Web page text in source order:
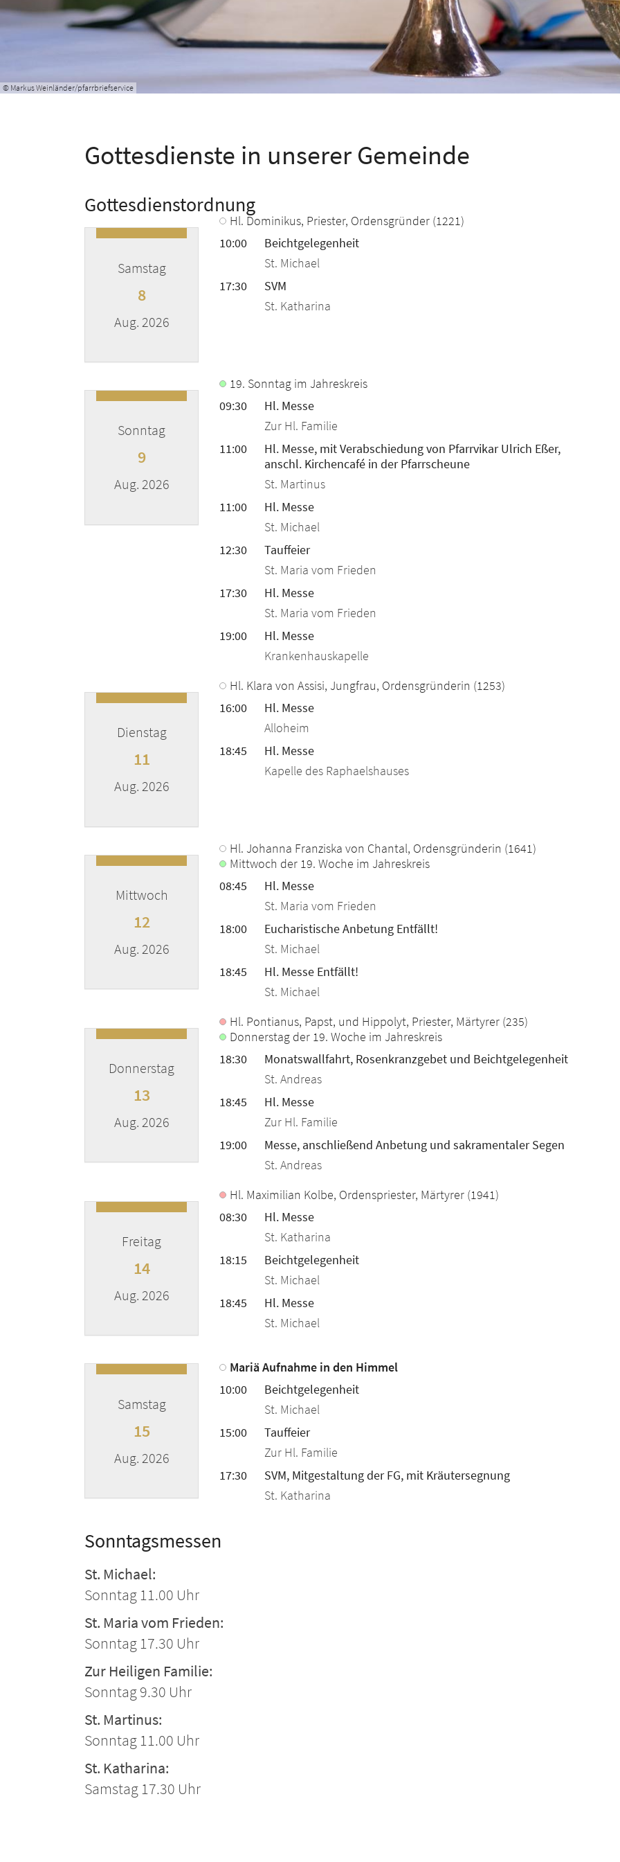
© Markus Weinländer/pfarrbriefservice
Gottesdienste in unserer Gemeinde
Gottesdienstordnung
Samstag
8
Aug. 2026
Hl. Dominikus, Priester, Ordensgründer (1221)
10:00
Beichtgelegenheit
St. Michael
17:30
SVM
St. Katharina
Sonntag
9
Aug. 2026
???msg.page.sr.date??? 9. August 2026
19. Sonntag im Jahreskreis
09:30
Hl. Messe
Zur Hl. Familie
11:00
Hl. Messe, mit Verabschiedung von Pfarrvikar Ulrich Eßer,
anschl. Kirchencafé in der Pfarrscheune
St. Martinus
11:00
Hl. Messe
St. Michael
12:30
Tauffeier
St. Maria vom Frieden
17:30
Hl. Messe
St. Maria vom Frieden
19:00
Hl. Messe
Krankenhauskapelle
Dienstag
11
Aug. 2026
Hl. Klara von Assisi, Jungfrau, Ordensgründerin (1253)
16:00
Hl. Messe
Alloheim
18:45
Hl. Messe
Kapelle des Raphaelshauses
Mittwoch
12
Aug. 2026
???msg.page.sr.date??? 12. August 2026
Hl. Johanna Franziska von Chantal, Ordensgründerin (1641)
Mittwoch der 19. Woche im Jahreskreis
08:45
Hl. Messe
St. Maria vom Frieden
18:00
Eucharistische Anbetung Entfällt!
St. Michael
18:45
Hl. Messe Entfällt!
St. Michael
Donnerstag
13
Aug. 2026
???msg.page.sr.date??? 13. August 2026
Hl. Pontianus, Papst, und Hippolyt, Priester, Märtyrer (235)
Donnerstag der 19. Woche im Jahreskreis
18:30
Monatswallfahrt, Rosenkranzgebet und Beichtgelegenheit
St. Andreas
18:45
Hl. Messe
Zur Hl. Familie
19:00
Messe, anschließend Anbetung und sakramentaler Segen
St. Andreas
Freitag
14
Aug. 2026
Hl. Maximilian Kolbe, Ordenspriester, Märtyrer (1941)
08:30
Hl. Messe
St. Katharina
18:15
Beichtgelegenheit
St. Michael
18:45
Hl. Messe
St. Michael
Samstag
15
Aug. 2026
Mariä Aufnahme in den Himmel
10:00
Beichtgelegenheit
St. Michael
15:00
Tauffeier
Zur Hl. Familie
17:30
SVM, Mitgestaltung der FG, mit Kräutersegnung
St. Katharina
Sonntagsmessen
St. Michael:
Sonntag 11.00 Uhr
St. Maria vom Frieden:
Sonntag 17.30 Uhr
Zur Heiligen Familie:
Sonntag 9.30 Uhr
St. Martinus:
Sonntag 11.00 Uhr
St. Katharina:
Samstag 17.30 Uhr